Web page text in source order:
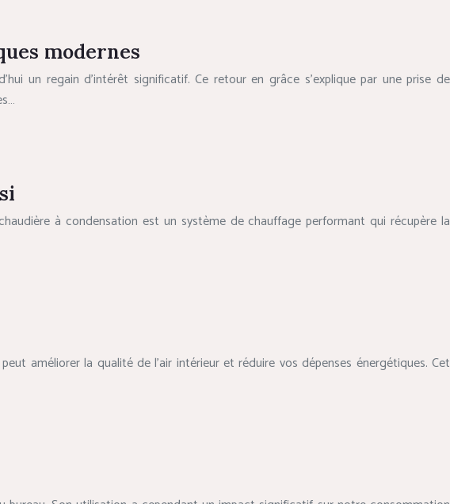
modernes
un regain d’intérêt significatif. Ce retour en grâce s’explique par une prise de
à condensation est un système de chauffage performant qui récupère la
améliorer la qualité de l’air intérieur et réduire vos dépenses énergétiques. Cet